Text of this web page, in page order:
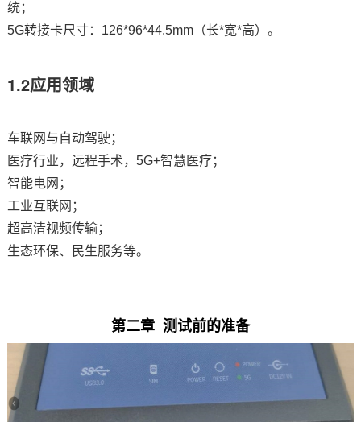
统；
5G转接卡尺寸：126*96*44.5mm（长*宽*高）。
1.2应用领域
车联网 与自动驾驶；
医疗行业，远程手术，5G+智慧医疗；
智能电网；
工业互联网；
超高清视频传输；
生态环保、民生服务等。
第二章 测试前的准备